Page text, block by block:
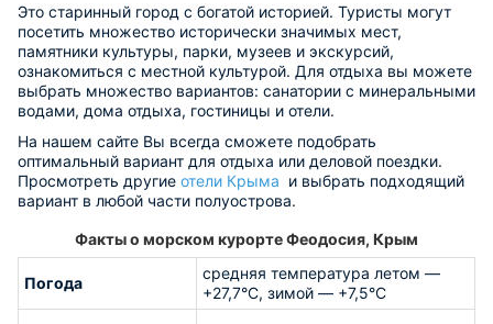
Это старинный город с богатой историей. Туристы могут
посетить множество исторически значимых мест,
памятники культуры, парки, музеев и экскурсий,
ознакомиться с местной культурой. Для отдыха вы можете
выбрать множество вариантов: санатории с минеральными
водами, дома отдыха, гостиницы и отели.
На нашем сайте Вы всегда сможете подобрать
оптимальный вариант для отдыха или деловой поездки.
Просмотреть другие отели Крыма и выбрать подходящий
вариант в любой части полуострова.
Факты о морском курорте Феодосия, Крым
Погода
средняя температура летом —
+27,7°C, зимой — +7,5°C